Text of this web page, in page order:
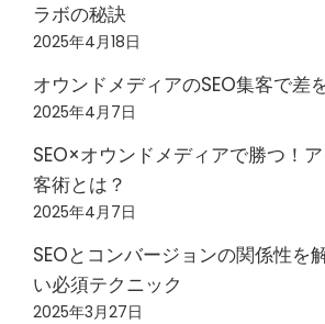
ラボの秘訣
2025年4月18日
オウンドメディアのSEO集客で差
2025年4月7日
SEO×オウンドメディアで勝つ！
客術とは？
2025年4月7日
SEOとコンバージョンの関係性を
い必須テクニック
2025年3月27日